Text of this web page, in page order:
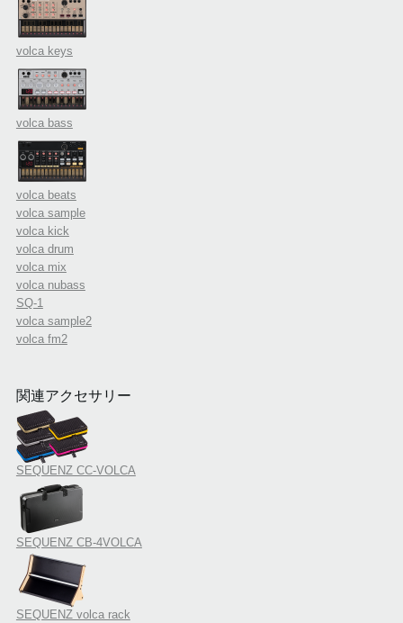
volca keys
volca bass
volca beats
volca sample
volca kick
volca drum
volca mix
volca nubass
SQ-1
volca sample2
volca fm2
関連アクセサリー
SEQUENZ CC-VOLCA
SEQUENZ CB-4VOLCA
SEQUENZ volca rack